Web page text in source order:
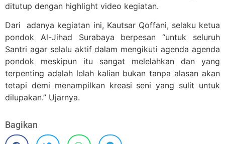
ditutup dengan highlight video kegiatan.
Dari adanya kegiatan ini, Kautsar Qoffani, selaku ketua
pondok Al-Jihad Surabaya berpesan “untuk seluruh
Santri agar selalu aktif dalam mengikuti agenda agenda
pondok meskipun itu sangat melelahkan dan yang
terpenting adalah lelah kalian bukan tanpa alasan akan
tetapi demi menampilkan kreasi seni yang sulit untuk
dilupakan.’’ Ujarnya.
Bagikan